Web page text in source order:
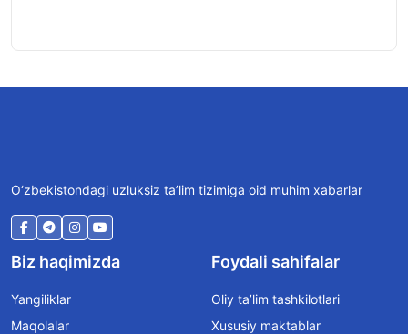
O‘zbekistondagi uzluksiz ta’lim tizimiga oid muhim xabarlar
Biz haqimizda
Yangiliklar
Maqolalar
Foydali sahifalar
Oliy ta’lim tashkilotlari
Xususiy maktablar